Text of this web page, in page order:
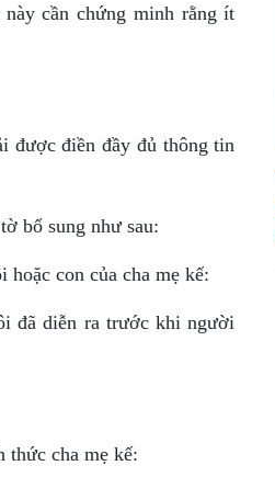
cần chứng minh rằng ít
được điền đầy đủ thông tin
bổ sung như sau:
con của cha mẹ kế:
đã diễn ra trước khi người
thức cha mẹ kế: